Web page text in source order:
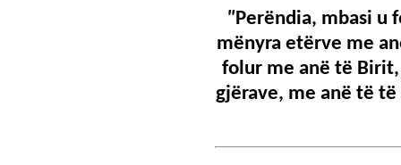
"Perëndia, mbasi u
mënyra etërve me
folur me anë të
gjërave, me anë të